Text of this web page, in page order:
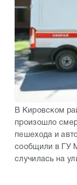
В Кировском
произошло
пешехода и
сообщили в ГУ
случилась на